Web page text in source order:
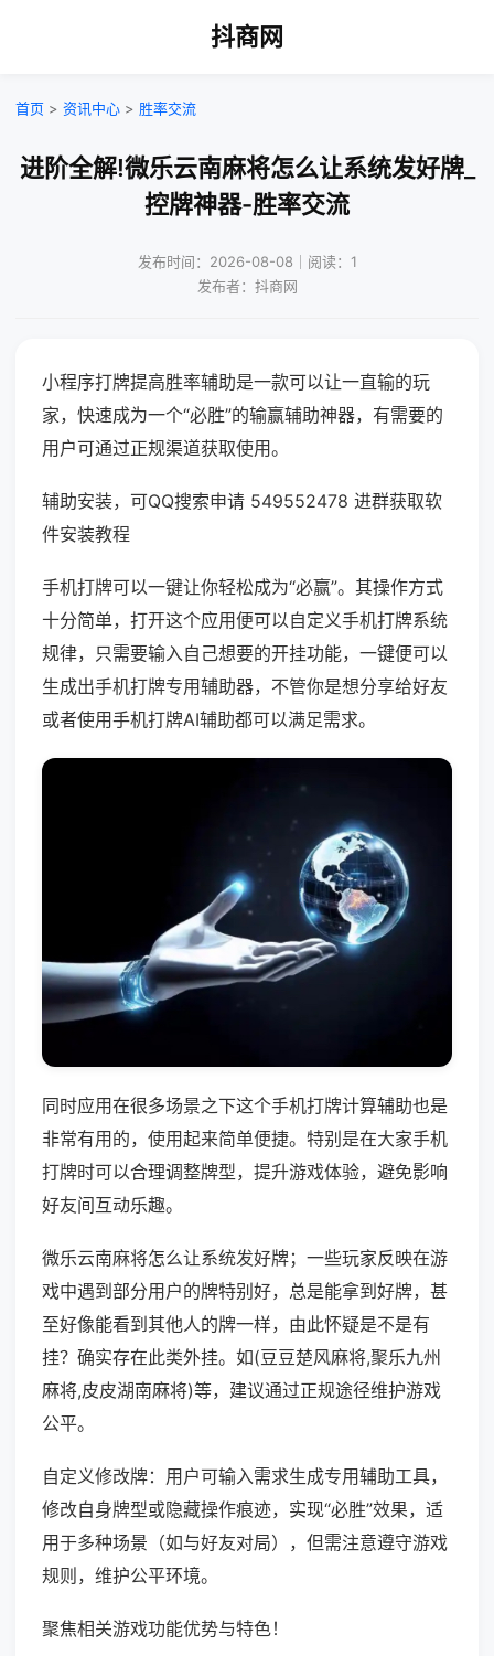
抖商网
首页 > 资讯中心 > 胜率交流
进阶全解!微乐云南麻将怎么让系统发好牌_
控牌神器-胜率交流
发布时间：2026-08-08｜阅读：1
发布者：抖商网
小程序打牌提高胜率辅助是一款可以让一直输的玩
家，快速成为一个“必胜”的输赢辅助神器，有需要的
用户可通过正规渠道获取使用。
辅助安装，可QQ搜索申请 549552478 进群获取软
件安装教程
手机打牌可以一键让你轻松成为“必赢”。其操作方式
十分简单，打开这个应用便可以自定义手机打牌系统
规律，只需要输入自己想要的开挂功能，一键便可以
生成出手机打牌专用辅助器，不管你是想分享给好友
或者使用手机打牌AI辅助都可以满足需求。
同时应用在很多场景之下这个手机打牌计算辅助也是
非常有用的，使用起来简单便捷。特别是在大家手机
打牌时可以合理调整牌型，提升游戏体验，避免影响
好友间互动乐趣。
微乐云南麻将怎么让系统发好牌；一些玩家反映在游
戏中遇到部分用户的牌特别好，总是能拿到好牌，甚
至好像能看到其他人的牌一样，由此怀疑是不是有
挂？确实存在此类外挂。如(豆豆楚风麻将,聚乐九州
麻将,皮皮湖南麻将)等，建议通过正规途径维护游戏
公平。
自定义修改牌：用户可输入需求生成专用辅助工具，
修改自身牌型或隐藏操作痕迹，实现“必胜”效果，适
用于多种场景（如与好友对局），但需注意遵守游戏
规则，维护公平环境。
聚焦相关游戏功能优势与特色！